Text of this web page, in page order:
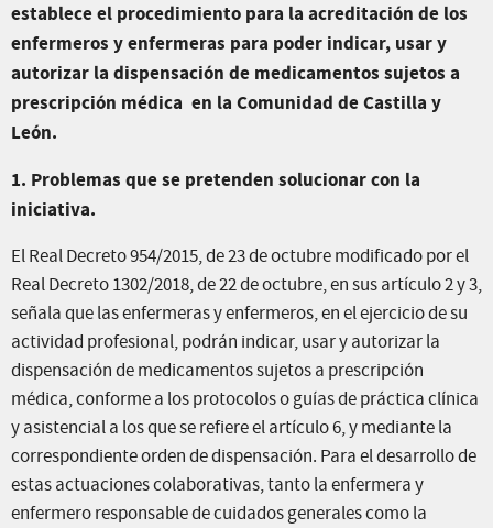
establece el procedimiento para la acreditación de los
enfermeros y enfermeras para poder indicar, usar y
autorizar la dispensación de medicamentos sujetos a
prescripción médica en la Comunidad de Castilla y
León.
1. Problemas que se pretenden solucionar con la
iniciativa.
El Real Decreto 954/2015, de 23 de octubre modificado por el
Real Decreto 1302/2018, de 22 de octubre, en sus artículo 2 y 3,
señala que las enfermeras y enfermeros, en el ejercicio de su
actividad profesional, podrán indicar, usar y autorizar la
dispensación de medicamentos sujetos a prescripción
médica, conforme a los protocolos o guías de práctica clínica
y asistencial a los que se refiere el artículo 6, y mediante la
correspondiente orden de dispensación. Para el desarrollo de
estas actuaciones colaborativas, tanto la enfermera y
enfermero responsable de cuidados generales como la